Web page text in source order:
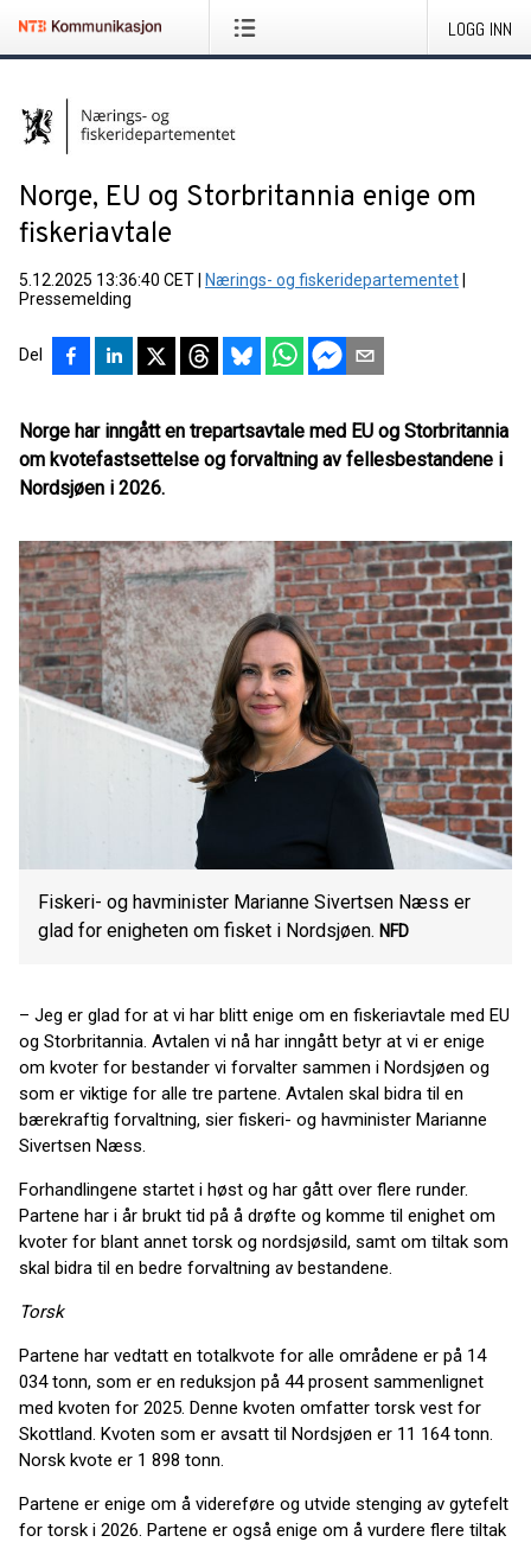
LOGG INN
Norge, EU og Storbritannia enige om
fiskeriavtale
5.12.2025 13:36:40 CET Nærings- og fiskeridepartementet
Pressemelding
Del
Norge har inngått en trepartsavtale med EU og Storbritannia
om kvotefastsettelse og forvaltning av fellesbestandene i
Nordsjøen i 2026.
Fiskeri- og havminister Marianne Sivertsen Næss er
glad for enigheten om fisket i Nordsjøen. NFD
– Jeg er glad for at vi har blitt enige om en fiskeriavtale med EU
og Storbritannia. Avtalen vi nå har inngått betyr at vi er enige
om kvoter for bestander vi forvalter sammen i Nordsjøen og
som er viktige for alle tre partene. Avtalen skal bidra til en
bærekraftig forvaltning, sier fiskeri- og havminister Marianne
Sivertsen Næss.
Forhandlingene startet i høst og har gått over flere runder.
Partene har i år brukt tid på å drøfte og komme til enighet om
kvoter for blant annet torsk og nordsjøsild, samt om tiltak som
skal bidra til en bedre forvaltning av bestandene.
Torsk
Partene har vedtatt en totalkvote for alle områdene er på 14
034 tonn, som er en reduksjon på 44 prosent sammenlignet
med kvoten for 2025. Denne kvoten omfatter torsk vest for
Skottland. Kvoten som er avsatt til Nordsjøen er 11 164 tonn.
Norsk kvote er 1 898 tonn.
Partene er enige om å videreføre og utvide stenging av gytefelt
for torsk i 2026. Partene er også enige om å vurdere flere tiltak